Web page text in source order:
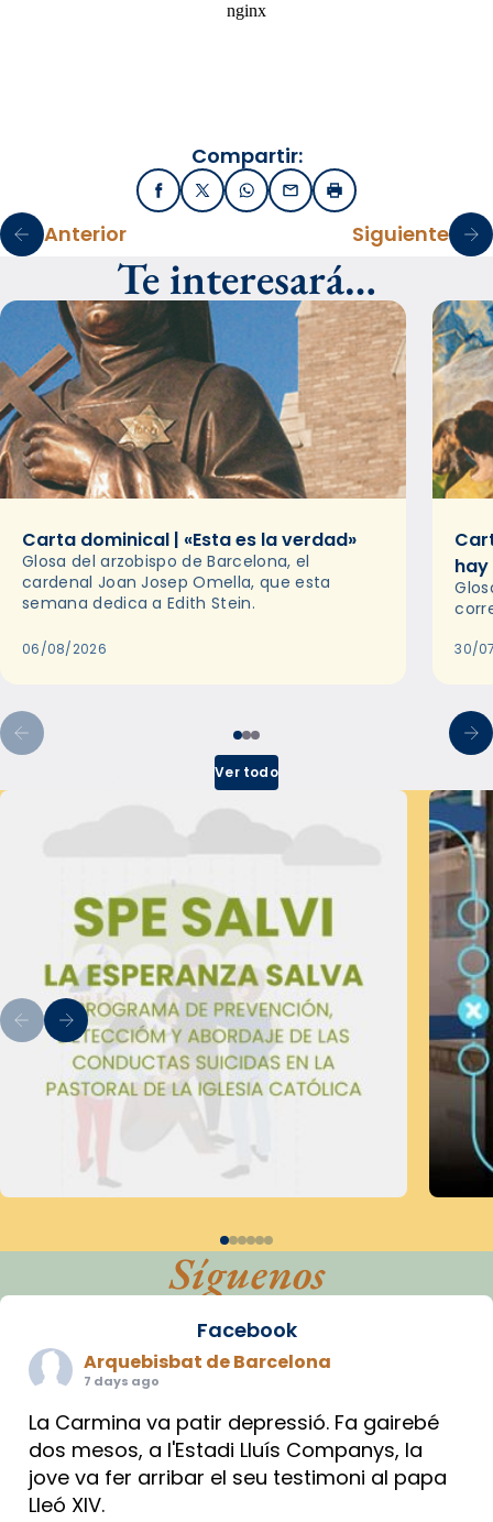
Compartir:
FacebookX / TwitterWhatsApp
EmailImprimir
Anterior Siguiente
Te interesará…
Carta dominical | «Esta es la verdad»
Glosa del arzobispo de Barcelona, el
cardenal Joan Josep Omella, que esta
semana dedica a Edith Stein.
06/08/2026 30/
Ver todo
Síguenos
Facebook
Arquebisbat de Barcelona
7 days ago
La Carmina va patir depressió. Fa gairebé
dos mesos, a l'Estadi Lluís Companys, la
jove va fer arribar el seu testimoni al papa
Lleó XIV.